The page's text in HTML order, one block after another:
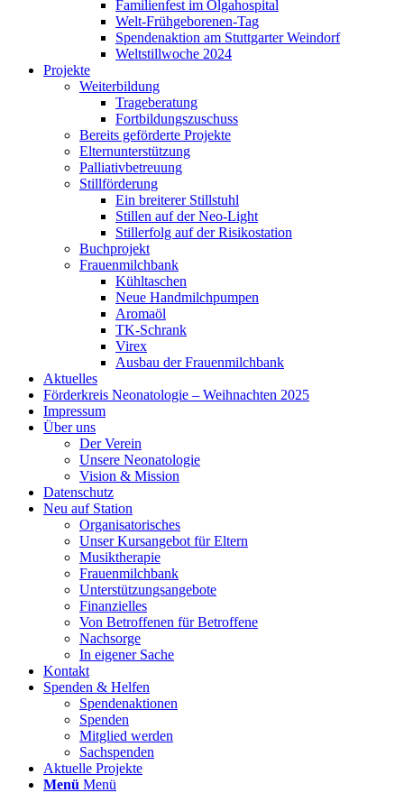
Familienfest im Olgahospital
Welt-Frühgeborenen-Tag
Spendenaktion am Stuttgarter Weindorf
Weltstillwoche 2024
Projekte
Weiterbildung
Trageberatung
Fortbildungszuschuss
Bereits geförderte Projekte
Elternunterstützung
Palliativbetreuung
Stillförderung
Ein breiterer Stillstuhl
Stillen auf der Neo-Light
Stillerfolg auf der Risikostation
Buchprojekt
Frauenmilchbank
Kühltaschen
Neue Handmilchpumpen
Aromaöl
TK-Schrank
Virex
Ausbau der Frauenmilchbank
Aktuelles
Förderkreis Neonatologie – Weihnachten 2025
Impressum
Über uns
Der Verein
Unsere Neonatologie
Vision & Mission
Datenschutz
Neu auf Station
Organisatorisches
Unser Kursangebot für Eltern
Musiktherapie
Frauenmilchbank
Unterstützungsangebote
Finanzielles
Von Betroffenen für Betroffene
Nachsorge
In eigener Sache
Kontakt
Spenden & Helfen
Spendenaktionen
Spenden
Mitglied werden
Sachspenden
Aktuelle Projekte
Menü Menü